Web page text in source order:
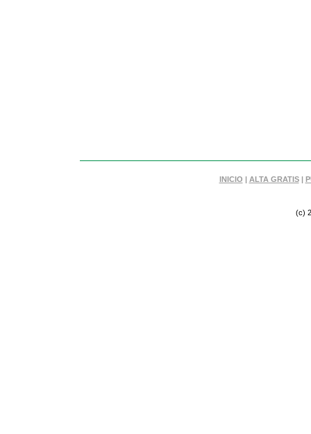
INICIO | ALTA GRATIS|
(c)